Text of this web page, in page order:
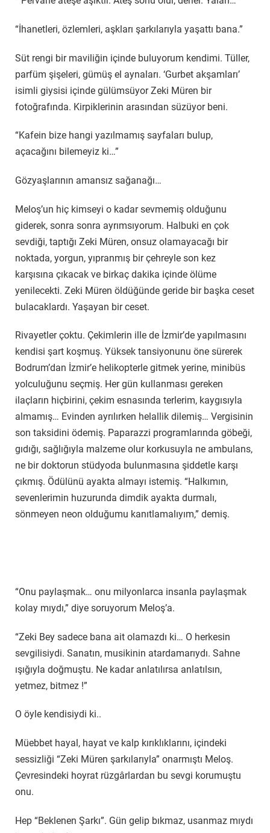
“İhanetleri, özlemleri, aşkları şarkılarıyla yaşattı bana.”
Süt rengi bir maviliğin içinde buluyorum kendimi. Tüller,
parfüm şişeleri, gümüş el aynaları. ‘Gurbet akşamları’
isimli giysisi içinde gülümsüyor Zeki Müren bir
fotoğrafında. Kirpiklerinin arasından süzüyor beni.
“Kafein bize hangi yazılmamış sayfaları bulup,
açacağını bilemeyiz ki…”
Gözyaşlarının amansız sağanağı…
Meloş’un hiç kimseyi o kadar sevmemiş olduğunu
giderek, sonra sonra ayrımsıyorum. Halbuki en çok
sevdiği, taptığı Zeki Müren, onsuz olamayacağı bir
noktada, yorgun, yıpranmış bir çehreyle son kez
karşısına çıkacak ve birkaç dakika içinde ölüme
yenilecekti. Zeki Müren öldüğünde geride bir başka ceset
bulacaklardı. Yaşayan bir ceset.
Rivayetler çoktu. Çekimlerin ille de İzmir’de yapılmasını
kendisi şart koşmuş. Yüksek tansiyonunu öne sürerek
Bodrum’dan İzmir’e helikopterle gitmek yerine, minibüs
yolculuğunu seçmiş. Her gün kullanması gereken
ilaçların hiçbirini, çekim esnasında terlerim, kaygısıyla
almamış… Evinden ayrılırken helallik dilemiş… Vergisinin
son taksidini ödemiş. Paparazzi programlarında göbeği,
gıdığı, sağlığıyla malzeme olur korkusuyla ne ambulans,
ne bir doktorun stüdyoda bulunmasına şiddetle karşı
çıkmış. Ödülünü ayakta almayı istemiş. “Halkımın,
sevenlerimin huzurunda dimdik ayakta durmalı,
sönmeyen neon olduğumu kanıtlamalıyım,” demiş.
“Onu paylaşmak… onu milyonlarca insanla paylaşmak
kolay mıydı,” diye soruyorum Meloş’a.
“Zeki Bey sadece bana ait olamazdı ki… O herkesin
sevgilisiydi. Sanatın, musikinin atardamarıydı. Sahne
ışığıyla doğmuştu. Ne kadar anlatılırsa anlatılsın,
yetmez, bitmez !”
O öyle kendisiydi ki..
Müebbet hayal, hayat ve kalp kırıklıklarını, içindeki
sessizliği “Zeki Müren şarkılarıyla” onarmıştı Meloş.
Çevresindeki hoyrat rüzgârlardan bu sevgi korumuştu
onu.
Hep “Beklenen Şarkı”. Gün gelip bıkmaz, usanmaz mıydı